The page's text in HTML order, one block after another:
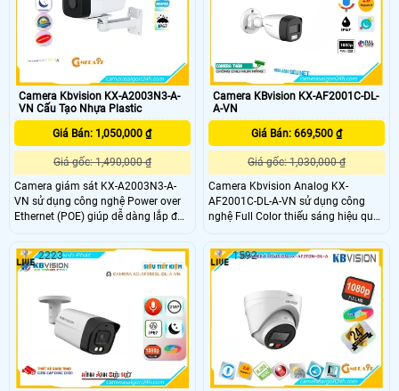
AWB,. .
Camera Kbvision KX-A2003N3-A-
VN Cấu Tạo Nhựa Plastic
Giá Bán: 1,050,000 ₫
Giá gốc: 1,490,000 ₫
Camera giám sát KX-A2003N3-A-
VN sử dụng công nghệ Power over
Ethernet (POE) giúp dễ dàng lắp đặt
và tiết kiệm chi phí. Loại camera này
có giá rẻ nhưng chất lượng hình ảnh
sắc nét và độ phân giải cao, phù
hợp cho các nhu cầu giám sát công
Camera KBvision KX-AF2001C-DL-
A-VN
Giá Bán: 669,500 ₫
Giá gốc: 1,030,000 ₫
Camera Kbvision Analog KX-
AF2001C-DL-A-VN sử dụng công
nghệ Full Color thiếu sáng hiệu quả
ở khoảng cách 20m ban đêm được
Thiết kế thẩm mỹ chất lượng cao với
công nghệ AHD CVI TVI BCS HD
Chức năng ổn định, góc quay rộng
3.6mm tích hợp chức năng Thu Âm
chất lượng
2223 1592